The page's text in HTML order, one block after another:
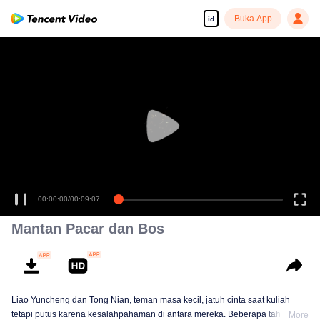
id Buka App
00:00:00/00:09:07
Mantan Pacar dan Bos
Liao Yuncheng dan Tong Nian, teman masa kecil, jatuh cinta saat kuliah
tetapi putus karena kesalahpahaman di antara mereka. Beberapa tahunMore